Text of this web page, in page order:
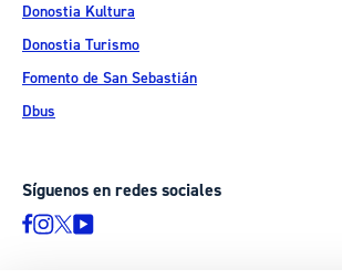
Donostia Kultura
Donostia Turismo
Fomento de San Sebastián
Dbus
Síguenos en redes sociales